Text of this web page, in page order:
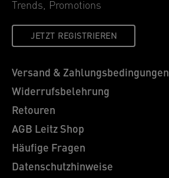
Trends, Promotions
JETZT REGISTRIEREN
Versand & Zahlungsbedingungen
Widerrufsbelehrung
Retouren
AGB Leitz Shop
Häufige Fragen
Datenschutzhinweise